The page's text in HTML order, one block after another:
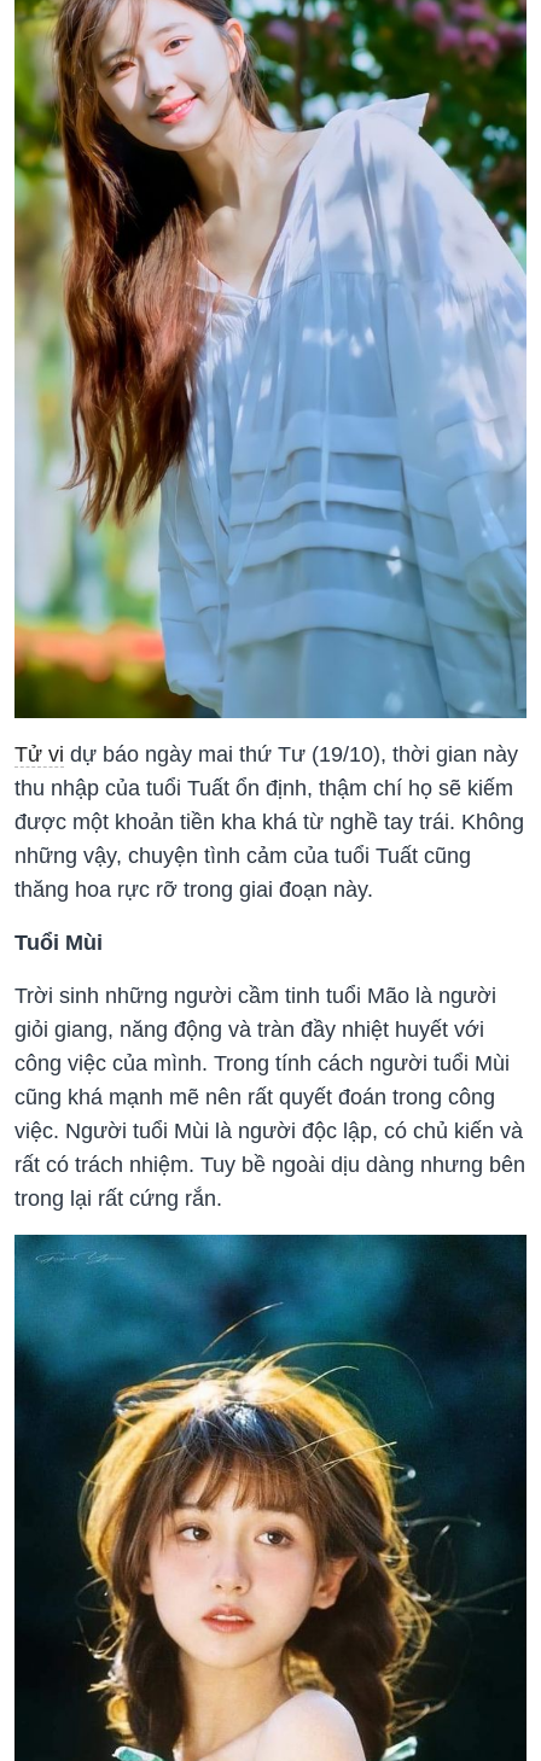
Tử vi dự báo ngày mai thứ Tư (19/10), thời gian này
thu nhập của tuổi Tuất ổn định, thậm chí họ sẽ kiếm
được một khoản tiền kha khá từ nghề tay trái. Không
những vậy, chuyện tình cảm của tuổi Tuất cũng
thăng hoa rực rỡ trong giai đoạn này.
Tuổi Mùi
Trời sinh những người cầm tinh tuổi Mão là người
giỏi giang, năng động và tràn đầy nhiệt huyết với
công việc của mình. Trong tính cách người tuổi Mùi
cũng khá mạnh mẽ nên rất quyết đoán trong công
việc. Người tuổi Mùi là người độc lập, có chủ kiến và
rất có trách nhiệm. Tuy bề ngoài dịu dàng nhưng bên
trong lại rất cứng rắn.